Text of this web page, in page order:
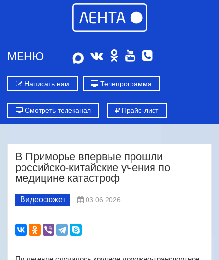
МЕНЮ
Написать нам Телепрограмма
Смотреть телеканал Прайс-лист
В Приморье впервые прошли
российско-китайские учения по
медицине катастроф
Видеосюжет 03.06.2026